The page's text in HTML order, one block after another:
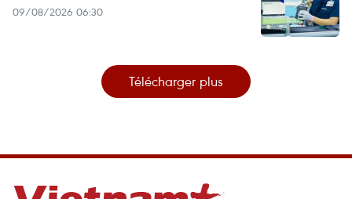
09/08/2026 06:30
Télécharger plus